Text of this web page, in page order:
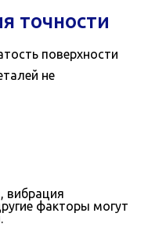
точности
поверхности
не
вибрация
факторы могут